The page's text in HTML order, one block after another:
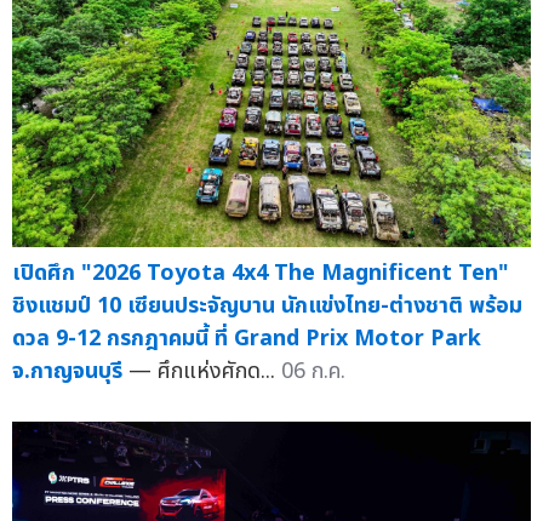
เปิดศึก "2026 Toyota 4x4 The Magnificent Ten"
ชิงแชมป์ 10 เซียนประจัญบาน นักแข่งไทย-ต่างชาติ พร้อม
ดวล 9-12 กรกฎาคมนี้ ที่ Grand Prix Motor Park
จ.กาญจนบุรี — ศึกแห่งศักด... 06 ก.ค.